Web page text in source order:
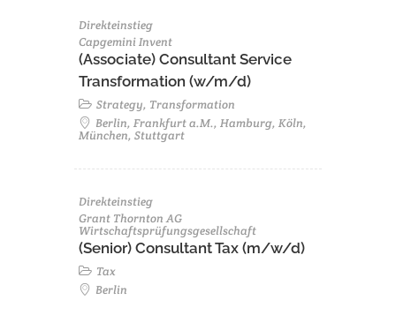
Direkteinstieg
Capgemini Invent
(Associate) Consultant Service
Transformation (w/m/d)
Strategy, Transformation
Berlin, Frankfurt a.M., Hamburg, Köln,
München, Stuttgart
Direkteinstieg
Grant Thornton AG
Wirtschaftsprüfungsgesellschaft
(Senior) Consultant Tax (m/w/d)
Tax
Berlin